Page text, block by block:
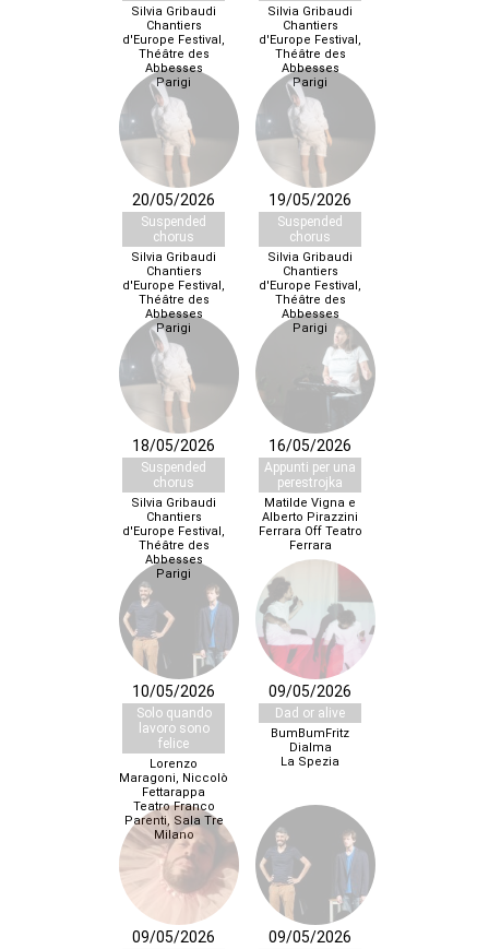
Silvia Gribaudi
Chantiers
d'Europe Festival,
Théâtre des
Abbesses
Parigi
Silvia Gribaudi
Chantiers
d'Europe Festival,
Théâtre des
Abbesses
Parigi
20/05/2026
Suspended
chorus
Silvia Gribaudi
Chantiers
d'Europe Festival,
Théâtre des
Abbesses
Parigi
19/05/2026
Suspended
chorus
Silvia Gribaudi
Chantiers
d'Europe Festival,
Théâtre des
Abbesses
Parigi
18/05/2026
Suspended
chorus
Silvia Gribaudi
Chantiers
d'Europe Festival,
Théâtre des
Abbesses
Parigi
16/05/2026
Appunti per una
perestrojka
Matilde Vigna e
Alberto Pirazzini
Ferrara Off Teatro
Ferrara
10/05/2026
Solo quando
lavoro sono
felice
Lorenzo
Maragoni, Niccolò
Fettarappa
Teatro Franco
Parenti, Sala Tre
Milano
09/05/2026
Dad or alive
BumBumFritz
Dialma
La Spezia
09/05/2026 09/05/2026